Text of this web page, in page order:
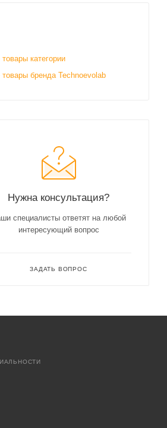
товары категории
товары бренда Technoevolab
Нужна консультация?
специалисты ответят на любой
интересующий вопрос
ЗАДАТЬ ВОПРОС